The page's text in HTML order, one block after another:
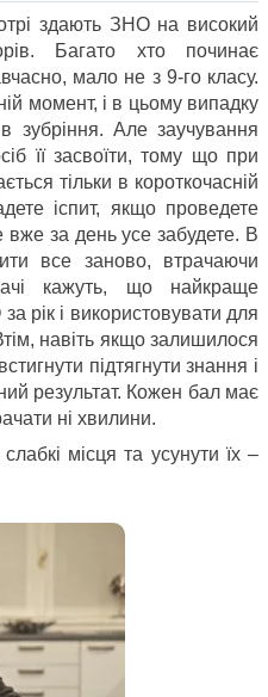
здають ЗНО на високий
Багато хто починає
мало не з 9-го класу.
момент, і в цьому випадку
зубріння. Але заучування
її засвоїти, тому що при
тільки в короткочасній
іспит, якщо проведете
вже за день усе забудете. В
все заново, втрачаючи
кажуть, що найкраще
рік і використовувати для
навіть якщо залишилося
підтягнути знання і
результат. Кожен бал має
ні хвилини.
місця та усунути їх –